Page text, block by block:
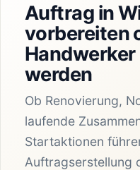
Auftrag in
vorbereiten
werden
Ob Renovierung,
laufende
Startaktionen
Auftragserstellung